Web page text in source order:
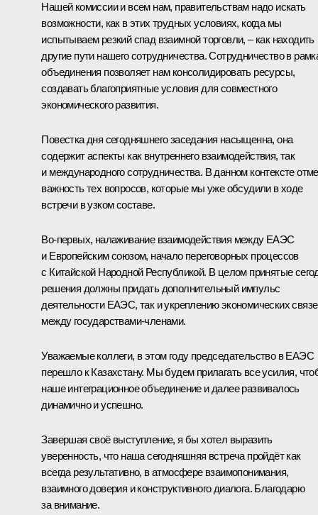
Нашей комиссии и всем нам, правительствам надо искать
возможности, как в этих трудных условиях, когда мы
испытываем резкий спад взаимной торговли, – как находить
другие пути нашего сотрудничества. Сотрудничество в
объединения позволяет нам консолидировать ресурсы,
создавать благоприятные условия для совместного
экономического развития.
Повестка дня сегодняшнего заседания насыщенна, она
содержит аспекты как внутреннего взаимодействия, так
и международного сотрудничества. В данном контексте
важность тех вопросов, которые мы уже обсудили в ходе
встречи в узком составе.
Во‑первых, налаживание взаимодействия между ЕАЭС
и Европейским союзом, начало переговорных процессов
с Китайской Народной Республикой. В целом принятые
решения должны придать дополнительный импульс
деятельности ЕАЭС, так и укреплению экономических
между государствами-членами.
Уважаемые коллеги, в этом году председательство в ЕАЭС
перешло к Казахстану. Мы будем прилагать все усилия,
наше интеграционное объединение и далее развивалось
динамично и успешно.
Завершая своё выступление, я бы хотел выразить
уверенность, что наша сегодняшняя встреча пройдёт как
всегда результативно, в атмосфере взаимопонимания,
взаимного доверия и конструктивного диалога. Благодарю
за внимание.